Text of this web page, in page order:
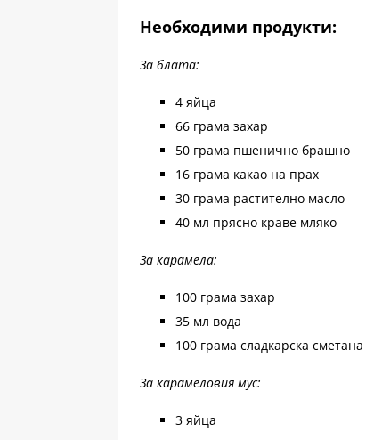
Необходими продукти:
За блата:
4 яйца
66 грама захар
50 грама пшенично брашно
16 грама какао на прах
30 грама растително масло
40 мл прясно краве мляко
За карамела:
100 грама захар
35 мл вода
100 грама сладкарска сметана
За карамеловия мус:
3 яйца